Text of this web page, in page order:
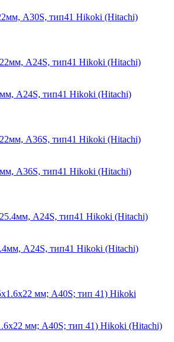
A30S, тип41 Hikoki (Hitachi)
A24S, тип41 Hikoki (Hitachi)
A36S, тип41 Hikoki (Hitachi)
A24S, тип41 Hikoki (Hitachi)
мм; A40S; тип 41) Hikoki (Hitachi)